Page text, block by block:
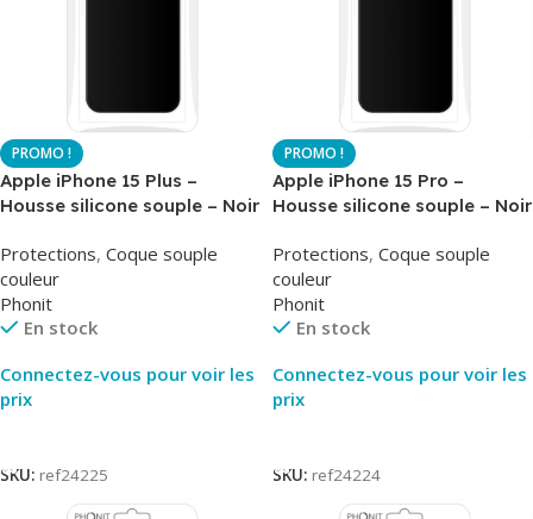
Apple iPhone 15 Plus –
Housse silicone souple – Noir
Protections, Coque souple
couleur
Phonit
En stock
Connectez-vous pour voir les
prix
SKU: ref24225
Apple iPhone 15 Pro –
Housse silicone souple – Noir
Protections, Coque souple
couleur
Phonit
En stock
Connectez-vous pour voir les
prix
SKU: ref24224